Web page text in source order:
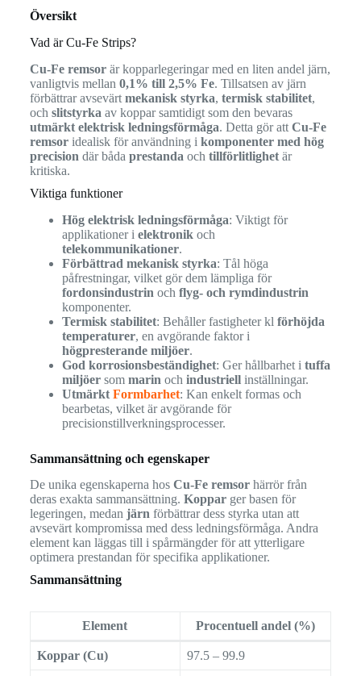
Översikt
Vad är Cu-Fe Strips?
Cu-Fe remsorär kopparlegeringar med en liten andel järn,
vanligtvis mellan 0,1% till 2,5% Fe. Tillsatsen av järn
förbättrar avsevärt mekanisk styrka, termisk stabilitet,
och slitstyrka av koppar samtidigt som den bevaras
utmärkt elektrisk ledningsförmåga. Detta gör att Cu-Fe
remsoridealisk för användning i komponenter med hög
precision där båda prestanda och tillförlitlighetär
kritiska.
Viktiga funktioner
Hög elektrisk ledningsförmåga: Viktigt för
applikationer i elektronikoch
telekommunikationer.
Förbättrad mekanisk styrka: Tål höga
påfrestningar, vilket gör dem lämpliga för
fordonsindustrin och flyg- och rymdindustrin
komponenter.
Termisk stabilitet: Behåller fastigheter kl förhöjda
temperaturer, en avgörande faktor i
högpresterande miljöer.
God korrosionsbeständighet: Ger hållbarhet i tuffa
miljöersom marin och industriellinställningar.
Utmärkt Formbarhet: Kan enkelt formas och
bearbetas, vilket är avgörande för
precisionstillverkningsprocesser.
Sammansättning och egenskaper
De unika egenskaperna hos Cu-Fe remsorhärrör från
deras exakta sammansättning. Kopparger basen för
legeringen, medan järn förbättrar dess styrka utan att
avsevärt kompromissa med dess ledningsförmåga. Andra
element kan läggas till i spårmängder för att ytterligare
optimera prestandan för specifika applikationer.
Sammansättning
Element Procentuell andel (%)
Koppar (Cu) 97.5 – 99.9